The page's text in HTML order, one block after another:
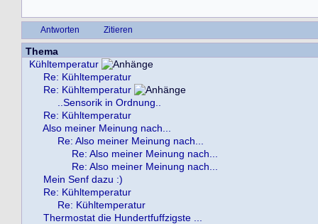
Antworten Zitieren
Thema
Kühltemperatur
Re: Kühltemperatur
Re: Kühltemperatur
..Sensorik in Ordnung..
Re: Kühltemperatur
Also meiner Meinung nach...
Re: Also meiner Meinung nach...
Re: Also meiner Meinung nach...
Re: Also meiner Meinung nach...
Mein Senf dazu :)
Re: Kühltemperatur
Re: Kühltemperatur
Thermostat die Hundertfuffzigste ...